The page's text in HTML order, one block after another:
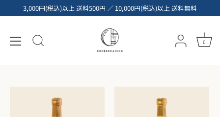
ン
3,000円(税込)以上 送料500円 ／ 10,000円(税込)以上 送料無料
0
全ての商品